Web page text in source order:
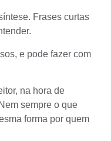
Frases curtas
e pode fazer com
na hora de
sempre o que
forma por quem